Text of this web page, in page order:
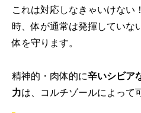
これは対応しなきゃいけない
時、体が通常は発揮していな
体を守ります。
精神的・肉体的に辛いシビア
力は、コルチゾールによって